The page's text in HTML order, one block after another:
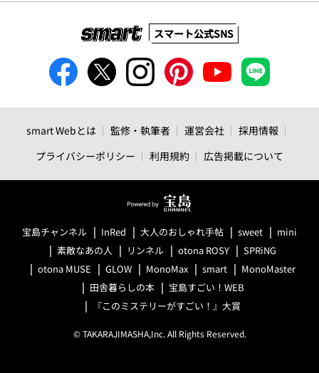
スマート公式SNS
smart Webとは 監修・執筆者 運営会社
採用情報
プライバシーポリシー
利用規約 広告掲載について
宝島チャンネル InRed 大人のおしゃれ手帖 sweet
mini
素敵なあの人
リンネル otona ROSY
SPRiNG
otona MUSE
GLOW MonoMax smart
MonoMaster
田舎暮らしの本
宝島すごい！WEB
『このミステリーがすごい！』大賞
© TAKARAJIMASHA,Inc. All Rights Reserved.